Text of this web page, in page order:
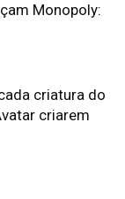
Monopoly:
criatura do
criarem